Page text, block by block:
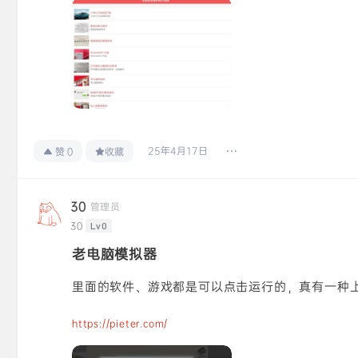
赞0 收藏 25年4月17日
30 管理员
30
Lv0
老电脑模拟器
里面的软件、游戏都是可以点击运行的，真有一种
https://pieter.com/